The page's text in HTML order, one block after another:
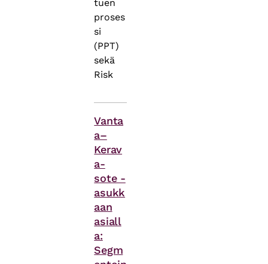
tuen
proses
si
(PPT)
sekä
Risk
Vanta
a–
Kerav
a-
sote -
asukk
aan
asiall
a:
Segm